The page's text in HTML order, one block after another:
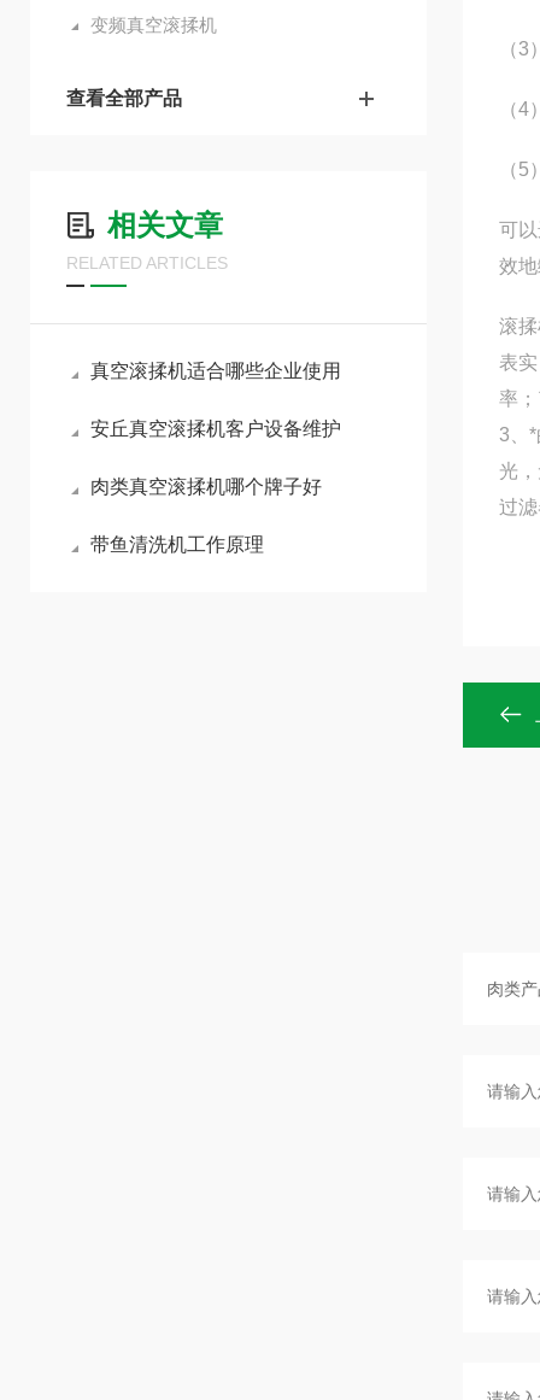
变频真空滚揉机
查看全部产品
相关文章
RELATED ARTICLES
真空滚揉机适合哪些企业使用
安丘真空滚揉机客户设备维护
肉类真空滚揉机哪个牌子好
带鱼清洗机工作原理
（
（4
（
可
效
滚
表
率
3、
光
过